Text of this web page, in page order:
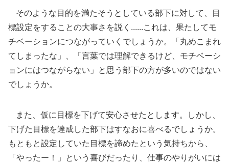
そのような目的を満たそうとしている部下に対して、目
標設定をすることの大事さを説く......これは、果たしてモ
チベーションにつながっていくでしょうか。「丸めこまれ
てしまったな」、「言葉では理解できるけど、モチベーシ
ョンにはつながらない」と思う部下の方が多いのではない
でしょうか。
また、仮に目標を下げて安心させたとします。しかし、
下げた目標を達成した部下はすなおに喜べるでしょうか。
もともと設定していた目標を諦めたという気持ちから、
「やったー！」という喜びだったり、仕事のやりがいには